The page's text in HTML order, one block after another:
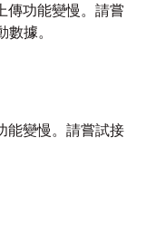
傳功能變慢。請嘗
據。
能變慢。請嘗試接